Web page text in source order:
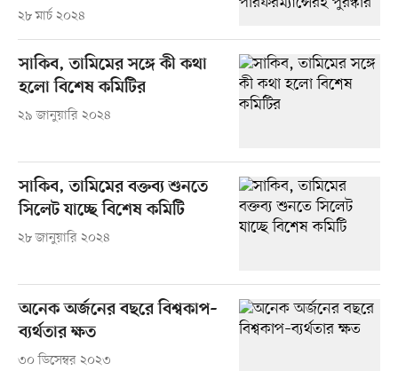
২৮ মার্চ ২০২৪
সাকিব, তামিমের সঙ্গে কী কথা
হলো বিশেষ কমিটির
২৯ জানুয়ারি ২০২৪
সাকিব, তামিমের বক্তব্য শুনতে
সিলেট যাচ্ছে বিশেষ কমিটি
২৮ জানুয়ারি ২০২৪
অনেক অর্জনের বছরে বিশ্বকাপ–
ব্যর্থতার ক্ষত
৩০ ডিসেম্বর ২০২৩